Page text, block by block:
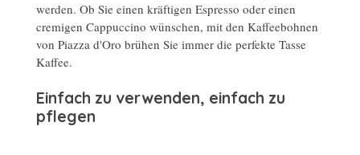
werden. Ob Sie einen kräftigen Espresso oder einen
cremigen Cappuccino wünschen, mit den Kaffeebohnen
von Piazza d'Oro brühen Sie immer die perfekte Tasse
Kaffee.
Einfach zu verwenden, einfach zu
pflegen